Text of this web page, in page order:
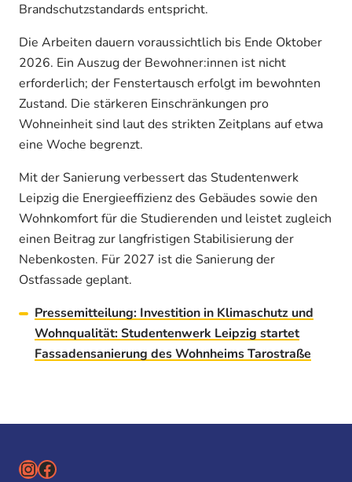
Brandschutzstandards entspricht.
Die Arbeiten dauern voraussichtlich bis Ende Oktober
2026. Ein Auszug der Bewohner:innen ist nicht
erforderlich; der Fenstertausch erfolgt im bewohnten
Zustand. Die stärkeren Einschränkungen pro
Wohneinheit sind laut des strikten Zeitplans auf etwa
eine Woche begrenzt.
Mit der Sanierung verbessert das Studentenwerk
Leipzig die Energieeffizienz des Gebäudes sowie den
Wohnkomfort für die Studierenden und leistet zugleich
einen Beitrag zur langfristigen Stabilisierung der
Nebenkosten. Für 2027 ist die Sanierung der
Ostfassade geplant.
Pressemitteilung: Investition in Klimaschutz und
Wohnqualität: Studentenwerk Leipzig startet
Fassadensanierung des Wohnheims Tarostraße
Instagram
Facebook